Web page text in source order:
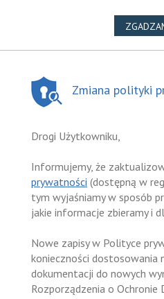
Zmiana polityki
Drogi Użytkowniku,
Informujemy, że
prywatności (dostępną w
tym wyjaśniamy w sposób
jakie informacje zbieramy i
Nowe zapisy w Polityce
konieczności dostosowania
dokumentacji do nowych
Rozporządzenia o Ochronie